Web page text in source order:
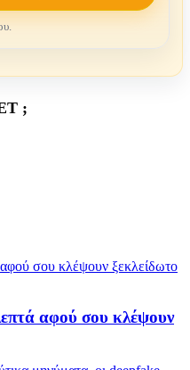
;
αφού σου κλέψουν